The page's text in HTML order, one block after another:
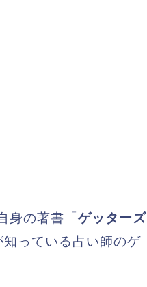
身の著書「 ゲッターズ
っている占い師のゲ